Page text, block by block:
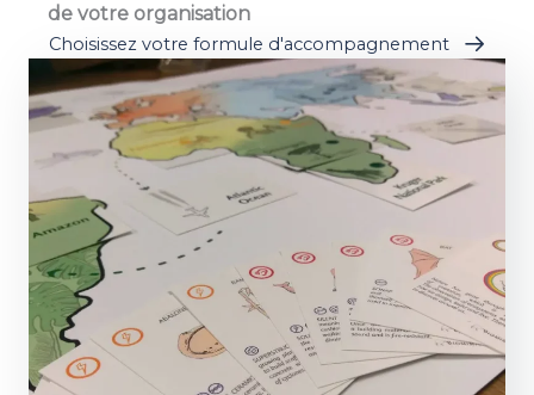
de votre organisation
Choisissez votre formule d'accompagnement